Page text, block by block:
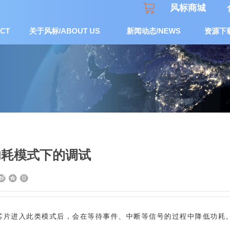
关于风标/ABOUT US 新闻动态/NEWS 资源下
风标商城
模式下的调试
进入此类模式后，会在等待事件、中断等信号的过程中降低功耗。